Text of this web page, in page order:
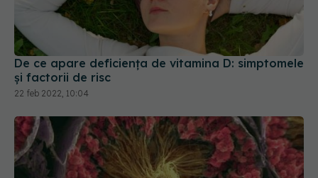
De ce apare deficiența de vitamina D: simptomele
și factorii de risc
22 feb 2022, 10:04